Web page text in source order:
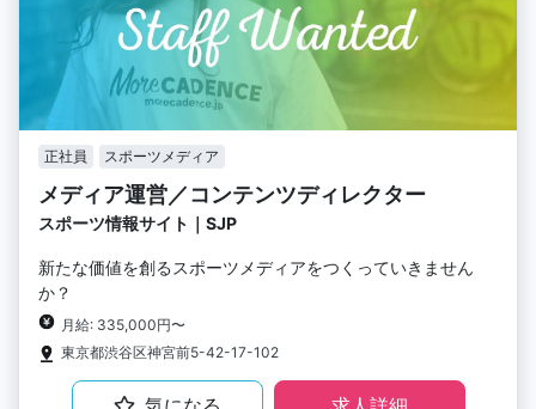
正社員 スポーツメディア
メディア運営／コンテンツディレクター
スポーツ情報サイト｜SJP
新たな価値を創るスポーツメディアをつくっていきません
か？
月給: 335,000円〜
東京都渋谷区神宮前5-42-17-102